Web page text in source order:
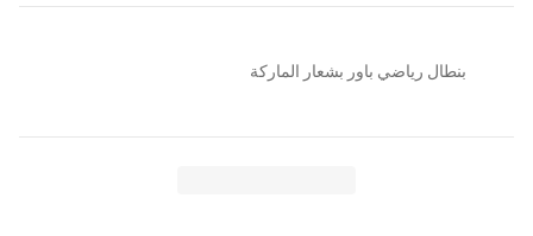
بنطال رياضي باور بشعار الماركة